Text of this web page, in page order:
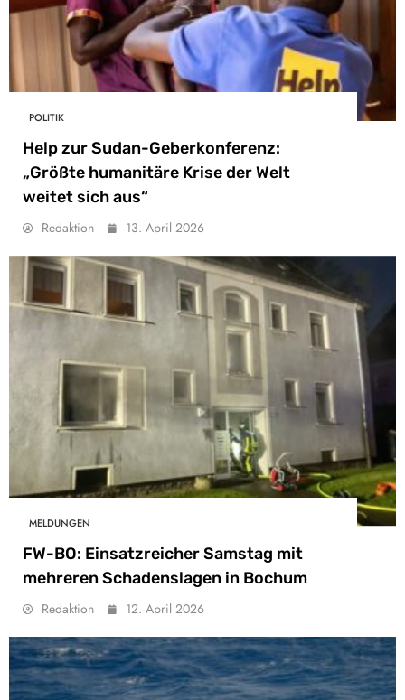
POLITIK
Help zur Sudan-Geberkonferenz:
„Größte humanitäre Krise der Welt
weitet sich aus“
Redaktion 13. April 2026
MELDUNGEN
FW-BO: Einsatzreicher Samstag mit
mehreren Schadenslagen in Bochum
Redaktion 12. April 2026